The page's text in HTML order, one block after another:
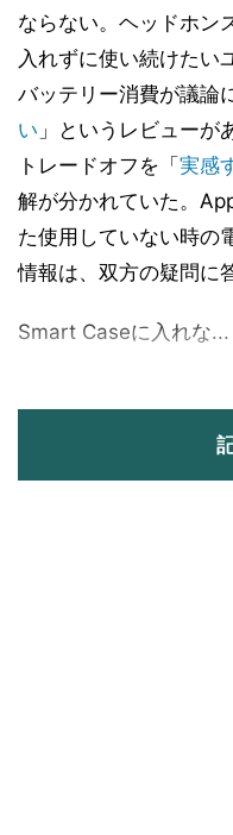
ならない。ヘッドホン
入れずに使い続けたい
バッテリー消費が議論
い 」というレビューが
トレードオフを「 実感
解が分かれていた。
た使用していない時の
情報は、双方の疑問に
Smart Caseに入れな...